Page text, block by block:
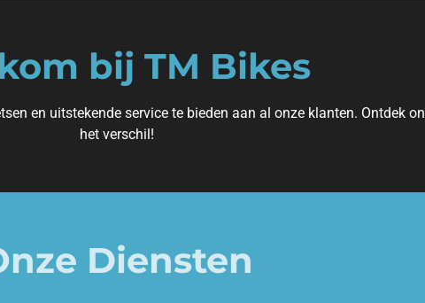
bij TM Bikes
en uitstekende service te bieden aan al onze klanten. Ontdek
het verschil!
Diensten